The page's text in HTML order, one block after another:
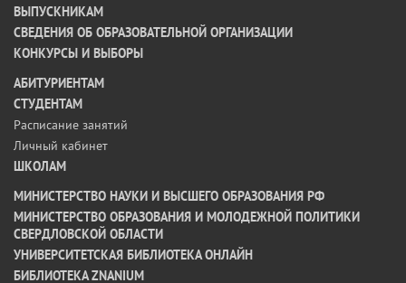
ВЫПУСКНИКАМ
СВЕДЕНИЯ ОБ ОБРАЗОВАТЕЛЬНОЙ ОРГАНИЗАЦИИ
КОНКУРСЫ И ВЫБОРЫ
АБИТУРИЕНТАМ
СТУДЕНТАМ
Расписание занятий
Личный кабинет
ШКОЛАМ
МИНИСТЕРСТВО НАУКИ И ВЫСШЕГО ОБРАЗОВАНИЯ РФ
МИНИСТЕРСТВО ОБРАЗОВАНИЯ И МОЛОДЕЖНОЙ ПОЛИТИКИ
СВЕРДЛОВСКОЙ ОБЛАСТИ
УНИВЕРСИТЕТСКАЯ БИБЛИОТЕКА ОНЛАЙН
БИБЛИОТЕКА ZNANIUM